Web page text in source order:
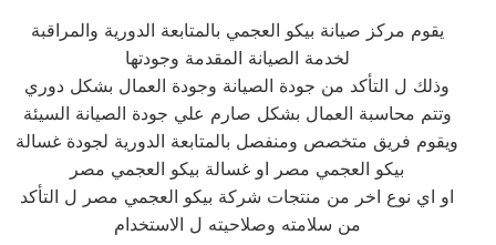
يقوم مركز صيانة بيكو العجمي بالمتابعة الدورية والمراقبة
لخدمة الصيانة المقدمة وجودتها
وذلك ل التأكد من جودة الصيانة وجودة العمال بشكل دوري
وتتم محاسبة العمال بشكل صارم علي جودة الصيانة السيئة
ويقوم فريق متخصص ومنفصل بالمتابعة الدورية لجودة غسالة
بيكو العجمي مصر او غسالة بيكو العجمي مصر
او اي نوع اخر من منتجات شركة بيكو العجمي مصر ل التأكد
من سلامته وصلاحيته ل الاستخدام